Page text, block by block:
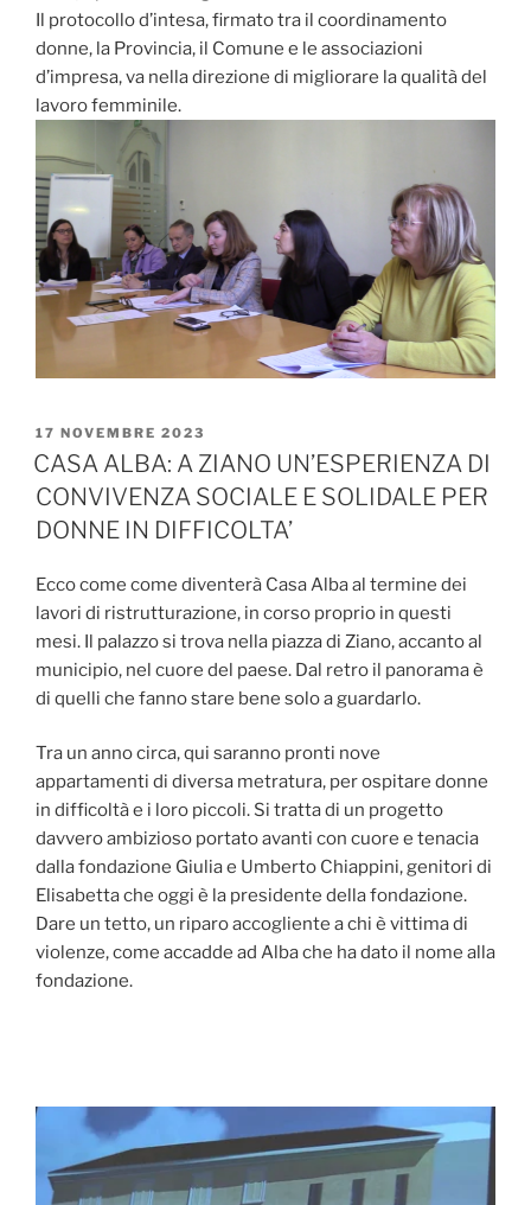
Il protocollo d’intesa, firmato tra il coordinamento
donne, la Provincia, il Comune e le associazioni
d’impresa, va nella direzione di migliorare la qualità del
lavoro femminile.
PUBBLICATO
IL
17 NOVEMBRE 2023
CASA ALBA: A ZIANO UN’ESPERIENZA DI
CONVIVENZA SOCIALE E SOLIDALE PER
DONNE IN DIFFICOLTA’
Ecco come come diventerà Casa Alba al termine dei
lavori di ristrutturazione, in corso proprio in questi
mesi. Il palazzo si trova nella piazza di Ziano, accanto al
municipio, nel cuore del paese. Dal retro il panorama è
di quelli che fanno stare bene solo a guardarlo.
Tra un anno circa, qui saranno pronti nove
appartamenti di diversa metratura, per ospitare donne
in difficoltà e i loro piccoli. Si tratta di un progetto
davvero ambizioso portato avanti con cuore e tenacia
dalla fondazione Giulia e Umberto Chiappini, genitori di
Elisabetta che oggi è la presidente della fondazione.
Dare un tetto, un riparo accogliente a chi è vittima di
violenze, come accadde ad Alba che ha dato il nome alla
fondazione.